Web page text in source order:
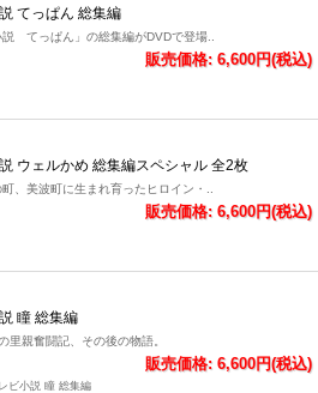
てっぱん 総集編
説 てっぱん」の総集編がDVDで登場..
販売価格: 6,600円(税込)
ウェルかめ 総集編スペシャル 全2枚
、美波町に生まれ育ったヒロイン・..
販売価格: 6,600円(税込)
瞳 総集編
里親奮闘記、その後の物語。
販売価格: 6,600円(税込)
ビ小説 瞳 総集編